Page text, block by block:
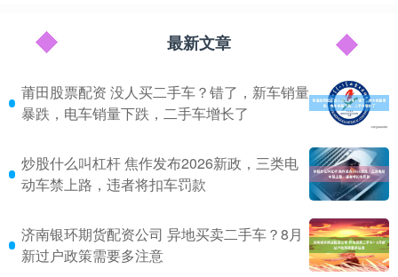
最新文章
莆田股票配资 没人买二手车？错了，新车销量
暴跌，电车销量下跌，二手车增长了
炒股什么叫杠杆 焦作发布2026新政，三类电
动车禁上路，违者将扣车罚款
济南银环期货配资公司 异地买卖二手车？8月
新过户政策需要多注意